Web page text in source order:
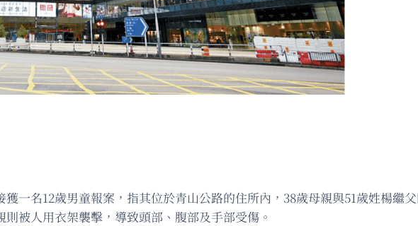
一名12歲男童報案，指其位於青山公路的住所內，38歲母親與51歲姓楊繼
被人用衣架襲擊，導致頭部、腹部及手部受傷。